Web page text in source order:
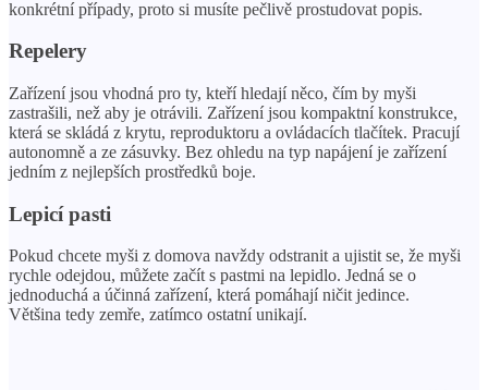
konkrétní případy, proto si musíte pečlivě prostudovat popis.
Repelery
Zařízení jsou vhodná pro ty, kteří hledají něco, čím by myši
zastrašili, než aby je otrávili. Zařízení jsou kompaktní konstrukce,
která se skládá z krytu, reproduktoru a ovládacích tlačítek. Pracují
autonomně a ze zásuvky. Bez ohledu na typ napájení je zařízení
jedním z nejlepších prostředků boje.
Lepicí pasti
Pokud chcete myši z domova navždy odstranit a ujistit se, že myši
rychle odejdou, můžete začít s pastmi na lepidlo. Jedná se o
jednoduchá a účinná zařízení, která pomáhají ničit jedince.
Většina tedy zemře, zatímco ostatní unikají.